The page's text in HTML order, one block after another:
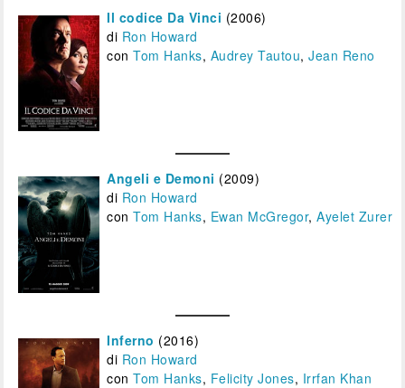
Il codice Da Vinci (2006)
di Ron Howard
conTom Hanks, Audrey Tautou,Jean Reno
Angeli e Demoni (2009)
di Ron Howard
conTom Hanks, Ewan McGregor,Ayelet Zurer
Inferno (2016)
di Ron Howard
conTom Hanks, Felicity Jones, Irrfan Khan